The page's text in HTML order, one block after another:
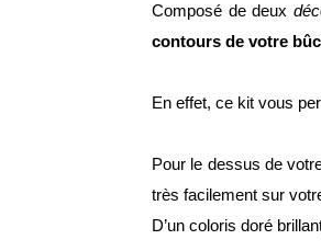
Composé de deux
contours de votre
En effet, ce kit vous
Pour le dessus de
très facilement sur
D’un coloris doré